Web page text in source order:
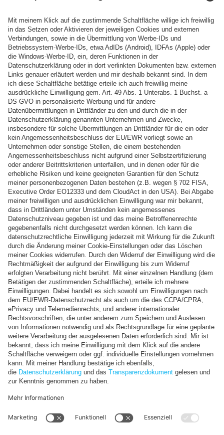
P3 Klinik GmbH
P3 Klink GmbH
Bräuhausstr. 1a
82327 Tutzing
Private Akutklinik für psychisch erkrankte Menschen
Kontakt
08158 – 90 42 15 – 0
08158 – 90 42 15 – 30
Hotline / Aufnahme
08158 – 90 42 15 – 0
aufnahme@p3.clinic
E-Mail
info@p3.clinic
Links
Kassenärztliche Vereinigung Bayerns